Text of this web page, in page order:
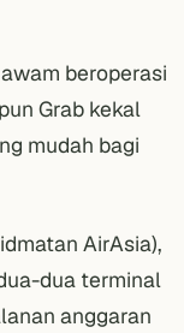
beroperasi
Grab kekal
mudah bagi
AirAsia),
dua terminal
anggaran